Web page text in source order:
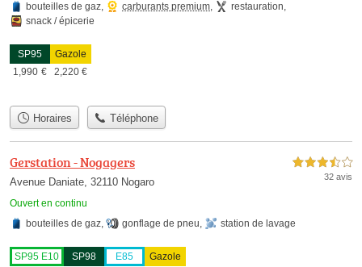
bouteilles de gaz, carburants premium, restauration,
snack / épicerie
SP95
1,990 €
Gazole
2,220 €
Horaires Téléphone
Gerstation - Nogagers
Avenue Daniate, 32110 Nogaro
Ouvert en continu
3,5 étoiles sur 5
32 avis
bouteilles de gaz gonflage de pneu station de lavage
SP95 E10
SP98
E85
Gazole